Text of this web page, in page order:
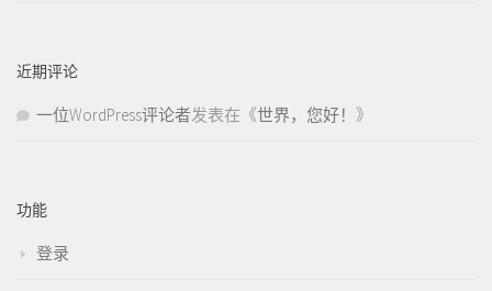
近期评论
一位WordPress评论者发表在《世界，您好！ 》
功能
登录